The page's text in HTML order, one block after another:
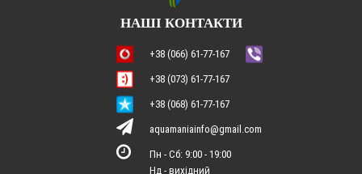
НАШІ КОНТАКТИ
+38 (066) 61-77-167
+38 (073) 61-77-167
+38 (068) 61-77-167
aquamaniainfo@gmail.com
Пн - Сб: 9:00 - 19:00